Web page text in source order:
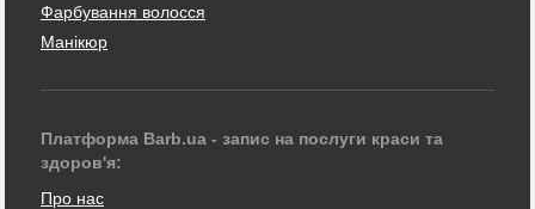
Фарбування волосся
Манікюр
Платформа Barb.ua - запис на послуги краси та
здоров'я:
Про нас